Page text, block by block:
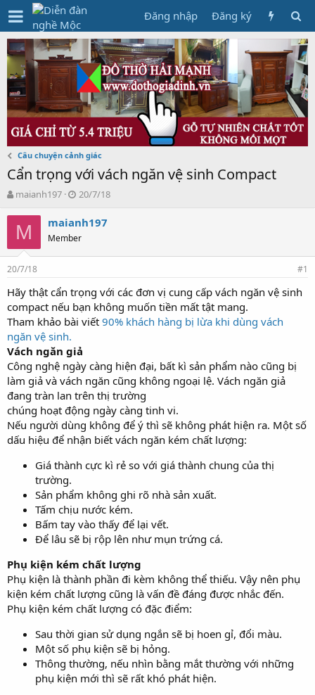
Đăng nhập Đăng ký
Câu chuyện cảnh giác
Cẩn trọng với vách ngăn vệ sinh Compact
T
r
e
d
s
a
r
t
e
r
maianh197
N
à
g
ử
20/7/18
M maianh197
Member
20/7/18 #1
Hãy thật cẩn trọng với các đơn vị cung cấp vách ngăn vệ sinh
compact nếu bạn không muốn tiền mất tật mang.
Tham khảo bài viết 90% khách hàng bị lừa khi dùng vách
ngăn vệ sinh.
Vách ngăn giả
Công nghệ ngày càng hiện đại, bất kì sản phẩm nào cũng bị
làm giả và vách ngăn cũng không ngoại lệ. Vách ngăn giả
đang tràn lan trên thị trường
chúng hoạt động ngày càng tinh vi.
Nếu người dùng không để ý thì sẽ không phát hiện ra. Một số
dấu hiệu để nhận biết vách ngăn kém chất lượng:
Giá thành cực kì rẻ so với giá thành chung của thị
trường.
Sản phẩm không ghi rõ nhà sản xuất.
Tấm chịu nước kém.
Bấm tay vào thấy để lại vết.
Để lâu sẽ bị rộp lên như mụn trứng cá.
Phụ kiện kém chất lượng
Phụ kiện là thành phần đi kèm không thể thiếu. Vậy nên phụ
kiện kém chất lượng cũng là vấn đề đáng được nhắc đến.
Phụ kiện kém chất lượng có đặc điểm:
Sau thời gian sử dụng ngắn sẽ bị hoen gỉ, đổi màu.
Một số phụ kiện sẽ bị hỏng.
Thông thường, nếu nhìn bằng mắt thường với những
phụ kiện mới thì sẽ rất khó phát hiện.